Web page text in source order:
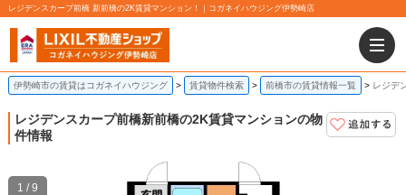
レジデンスカープ前橋 新前橋の2K賃貸マンション！｜コガネイハウジング伊勢崎店
伊勢崎市の賃貸はコガネイハウジング 賃貸物件検索 前橋市の賃貸情報一覧 レジデ
レジデンスカープ前橋新前橋の2K賃貸マンションの物
件情報
1 / 9